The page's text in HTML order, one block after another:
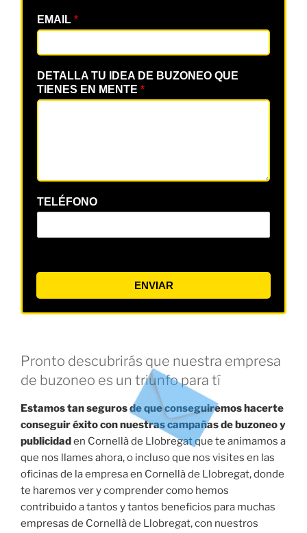
EMAIL *
DETALLA TU IDEA DE BUZONEO QUE
TIENES EN MENTE *
TELÉFONO
ENVIAR
Pronto descubrirás que nuestra empresa
de buzoneo es un triunfo para tí
Estamos tan seguros de que conseguiremos hacerte
conseguir éxito con nuestras campañas de buzoneo y
publicidaden Cornellà de Llobregat que te animamos a
que nos llames ahora, o incluso que nos visites en las
oficinas de la empresa en Cornellà de Llobregat, donde
te haremos ver y comprender como hemos
contribuido a tantos y tantos beneficios para muchas
empresas de Cornellà de Llobregat, con nuestros